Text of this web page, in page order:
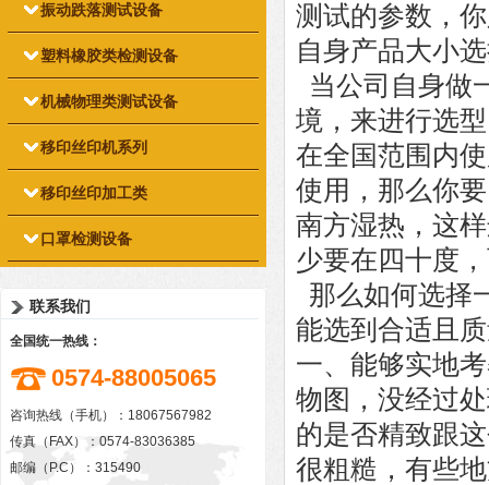
振动跌落测试设备
塑料橡胶类检测设备
机械物理类测试设备
移印丝印机系列
移印丝印加工类
口罩检测设备
联系我们
全国统一热线：
0574-88005065
咨询热线（手机）：18067567982
传真（FAX）：0574-83036385
邮编（P.C）：315490
测试的参数，
自身产品大小
当公司自身做
境，来进行选
在全国范围内
使用，那么你
南方湿热，这
少要在四十度
那么如何选择
能选到合适且
一、能够实地
物图，没经过
的是否精致跟
很粗糙，有些